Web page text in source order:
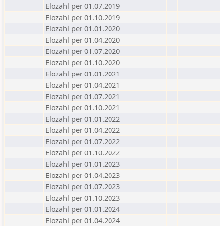
Elozahl per 01.07.2019
Elozahl per 01.10.2019
Elozahl per 01.01.2020
Elozahl per 01.04.2020
Elozahl per 01.07.2020
Elozahl per 01.10.2020
Elozahl per 01.01.2021
Elozahl per 01.04.2021
Elozahl per 01.07.2021
Elozahl per 01.10.2021
Elozahl per 01.01.2022
Elozahl per 01.04.2022
Elozahl per 01.07.2022
Elozahl per 01.10.2022
Elozahl per 01.01.2023
Elozahl per 01.04.2023
Elozahl per 01.07.2023
Elozahl per 01.10.2023
Elozahl per 01.01.2024
Elozahl per 01.04.2024